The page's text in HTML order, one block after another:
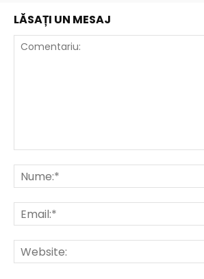
LĂSAȚI UN MESAJ